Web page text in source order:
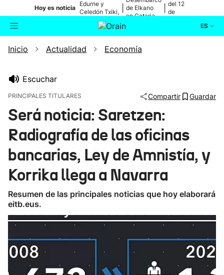
Hoy es noticia
Edurne y
Celedón Txiki,
en directo
de Elkano
en Getaria
del 12
de
ES
Buscador Actualidad
Ikusmiran
Eguraldia
Inicio Actualidad Economía
Escuchar
PRINCIPALES TITULARES Compartir Guardar
Será noticia: Saretzen:
Radiografía de las oficinas
bancarias, Ley de Amnistía, y
Korrika llega a Navarra
Resumen de las principales noticias que hoy elaborará
eitb.eus.